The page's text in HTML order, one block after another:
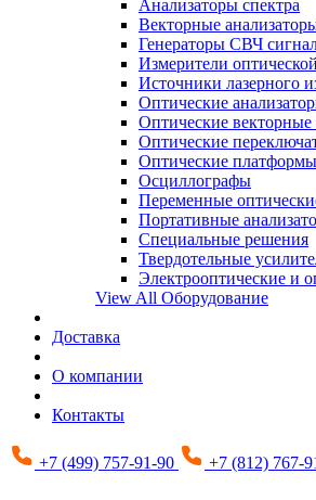
Анализаторы спектра
Векторные
Генераторы СВЧ
Измерители
Источники лазерного
Оптические
Оптические векторные
Оптические
Оптические платформы
Осциллографы
Переменные
Портативные
Специальные решения
Твердотельные
Электрооптические и
View All Оборудование
Доставка
О компании
Контакты
+7 (499) 757-91-90 +7 (812) 767-